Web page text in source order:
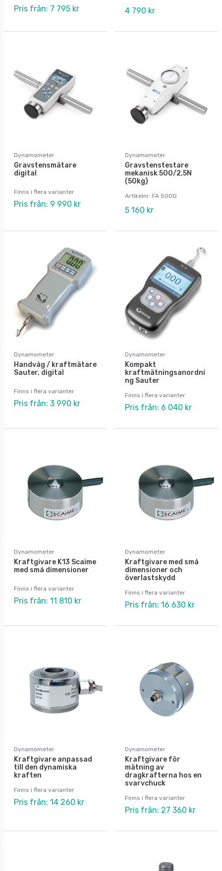
Pris från: 7 795 kr 4 790 kr
Dynamometer
Gravstensmätare
digital
Finns i flera varianter
Pris från: 9 990 kr
Dynamometer
Gravstenstestare
mekanisk 500/2,5N
(50kg)
Artikelnr: FA 500G
5 160 kr
Dynamometer
Handvåg / kraftmätare
Sauter, digital
Finns i flera varianter
Pris från: 3 990 kr
Dynamometer
Kompakt
kraftmätningsanordni
ng Sauter
Finns i flera varianter
Pris från: 6 040 kr
Dynamometer
Kraftgivare K13 Scaime
med små dimensioner
Finns i flera varianter
Pris från: 11 810 kr
Dynamometer
Kraftgivare med små
dimensioner och
överlastskydd
Finns i flera varianter
Pris från: 16 630 kr
Dynamometer
Kraftgivare anpassad
till den dynamiska
kraften
Finns i flera varianter
Pris från: 14 260 kr
Dynamometer
Kraftgivare för
mätning av
dragkrafterna hos en
svarvchuck
Finns i flera varianter
Pris från: 27 360 kr